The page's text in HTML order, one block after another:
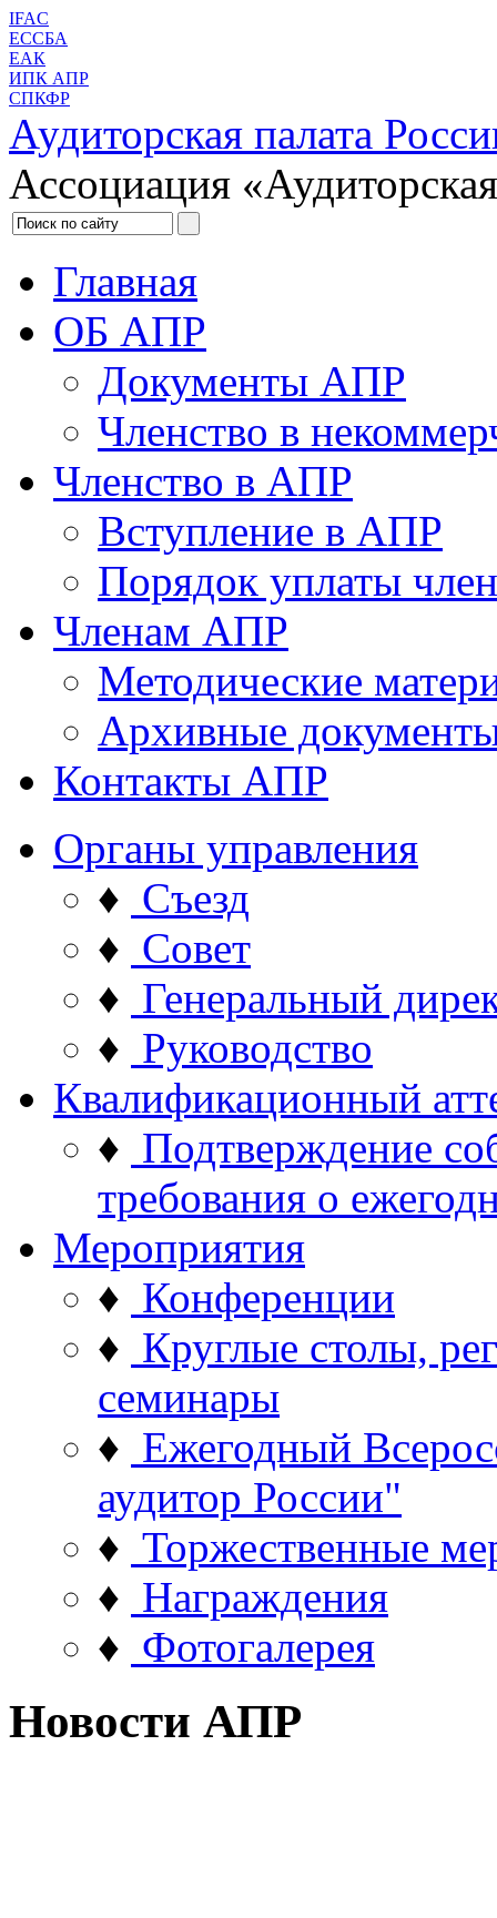
IFAC
ЕССБА
ЕАК
ИПК АПР
СПКФР
Аудиторская палата
Ассоциация
Главная
ОБ АПР
Документы АПР
Членство в
Членство в АПР
Вступление в АПР
Порядок уплаты
Членам АПР
Методические
Архивные
Контакты АПР
Органы управления
♦ Съезд
♦ Совет
♦ Генеральный
♦ Руководство
Квалификационный
♦ Подтверждение
требования о
Мероприятия
♦ Конференции
♦ Круглые столы,
семинары
♦ Ежегодный
аудитор России"
♦ Торжественные
♦ Награждения
♦ Фотогалерея
Новости АПР